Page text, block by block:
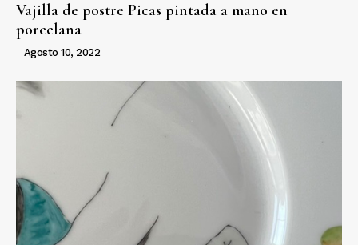
Vajilla de postre Picas pintada a mano en
porcelana
Agosto 10, 2022